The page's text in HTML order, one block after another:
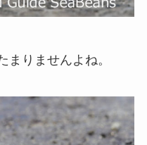
まりませんよね。